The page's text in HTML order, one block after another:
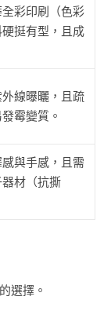
彩印刷（色彩
挺有型，且成
線曝曬，且疏
霉變質。
與手感，且需
材（抗撕
選擇。